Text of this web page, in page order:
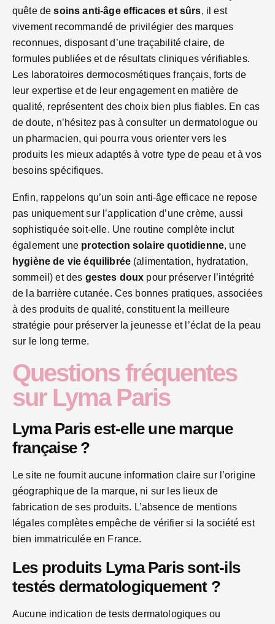
quête desoins anti-âge efficaces et sûrs, il est
vivement recommandé de privilégier des marques
reconnues, disposant d’une traçabilité claire, de
formules publiées et de résultats cliniques vérifiables.
Les laboratoires dermocosmétiques français, forts de
leur expertise et de leur engagement en matière de
qualité, représentent des choix bien plus fiables. En cas
de doute, n’hésitez pas à consulter un dermatologue ou
un pharmacien, qui pourra vous orienter vers les
produits les mieux adaptés à votre type de peau et à vos
besoins spécifiques.
Enfin, rappelons qu’un soin anti-âge efficace ne repose
pas uniquement sur l’application d’une crème, aussi
sophistiquée soit-elle. Une routine complète inclut
également une protection solaire quotidienne, une
hygiène de vie équilibrée (alimentation, hydratation,
sommeil) et des gestes doux pour préserver l’intégrité
de la barrière cutanée. Ces bonnes pratiques, associées
à des produits de qualité, constituent la meilleure
stratégie pour préserver la jeunesse et l’éclat de la peau
sur le long terme.
Questions fréquentes
sur Lyma Paris
Lyma Paris est-elle une marque
française ?
Le site ne fournit aucune information claire sur l’origine
géographique de la marque, ni sur les lieux de
fabrication de ses produits. L’absence de mentions
légales complètes empêche de vérifier si la société est
bien immatriculée en France.
Les produits Lyma Paris sont-ils
testés dermatologiquement ?
Aucune indication de tests dermatologiques ou